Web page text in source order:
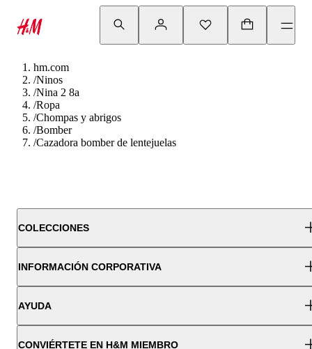
hm.com
/Ninos
/Nina 2 8a
/Ropa
/Chompas y abrigos
/Bomber
/Cazadora bomber de lentejuelas
COLECCIONES
INFORMACIÓN CORPORATIVA
AYUDA
CONVIÉRTETE EN H&M MIEMBRO